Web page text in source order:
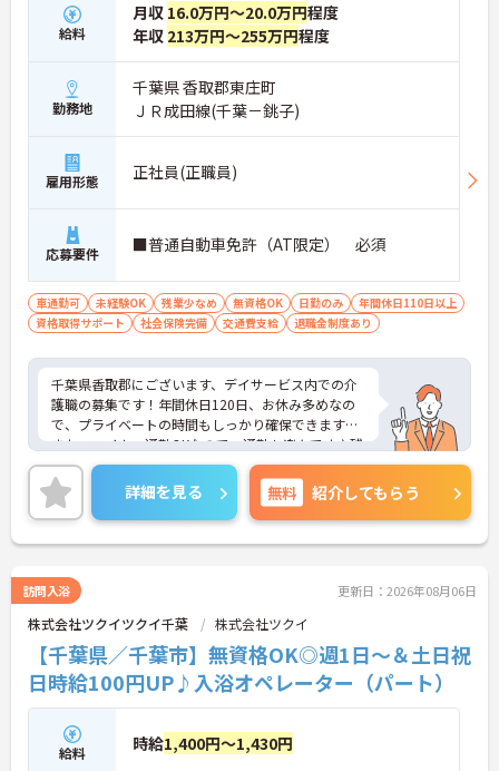
給料
月収 16.0万円～20.0万円程度
年収 213万円～255万円程度
勤務地
千葉県 香取郡東庄町
ＪＲ成田線(千葉－銚子)
雇用形態 正社員(正職員)
応募要件 ■普通自動車免許（AT限定） 必須
車通勤可 未経験OK 残業少なめ 無資格OK 日勤のみ
年間休日110日以上
資格取得サポート
社会保険完備 交通費支給 退職金制度あり
千葉県香取郡にございます、デイサービス内での介
護職の募集です！年間休日120日、お休み多めなの
で、プライベートの時間もしっかり確保できます！
また、マイカー通勤OKなので、通勤も楽々です♪残
業も少なめなのも嬉しいポイント！
他職種連携が活発な施設で、ご利用者様が快適に過
ごすことができるように、日々尽力されている法人
です。
ご興味のある方は、マイナビ介護職までお問い合わ
詳細を見る 無料 紹介してもらう
訪問入浴 更新日：2026年08月06日
株式会社ツクイツクイ千葉 株式会社ツクイ
【千葉県／千葉市】無資格OK◎週1日～＆土日祝
日時給100円UP♪入浴オペレーター（パート）
給料 時給1,400円～1,430円